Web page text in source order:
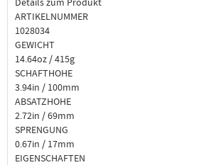
ARTIKELNUMMER
1028034
GEWICHT
14.64oz / 415g
SCHAFTHOHE
3.94in / 100mm
ABSATZHOHE
2.72in / 69mm
SPRENGUNG
0.67in / 17mm
EIGENSCHAFTEN